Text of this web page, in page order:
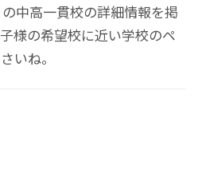
中高一貫校の詳細情報を掲
様の希望校に近い学校のペ
いね。